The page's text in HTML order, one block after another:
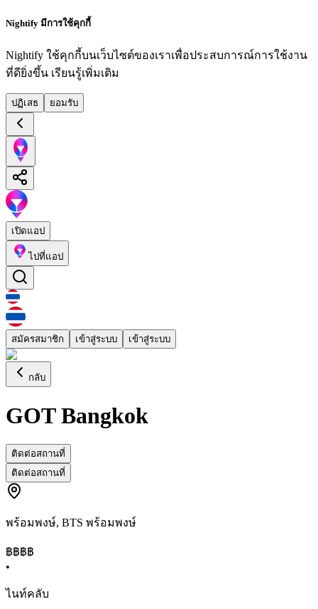
Nightify มีการใช้คุกกี้
Nightify ใช้คุกกี้บนเว็บไซต์ของเราเพื่อประสบการณ์การใช้งาน
ที่ดียิ่งขึ้น เรียนรู้เพิ่มเติม
ปฏิเสธ ยอมรับ
เปิดแอป
ไปที่แอป
สมัครสมาชิก เข้าสู่ระบบ เข้าสู่ระบบ
กลับ
GOT Bangkok
ติดต่อสถานที่
ติดต่อสถานที่
พร้อมพงษ์, BTS พร้อมพงษ์
฿฿฿฿
•
ไนท์คลับ